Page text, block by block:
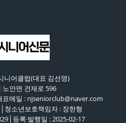
니어클럽(대표 김선영)
노안면 건재로 596
표메일 : njseniorclub@naver.com
청소년보호책임자 : 장한형
등록·발행일 : 2025-02-17